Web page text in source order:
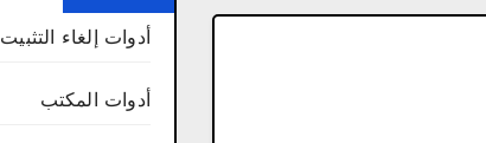
أدوات إلغاء التثبيت
أدوات المكتب